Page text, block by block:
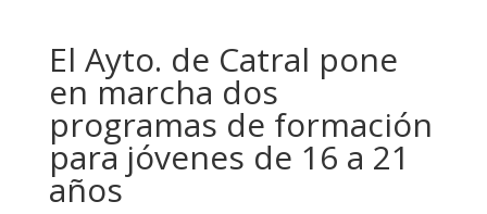
El Ayto. de Catral pone
en marcha dos
programas de formación
para jóvenes de 16 a 21
años